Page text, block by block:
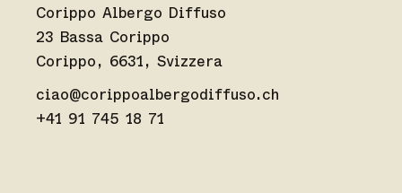
Corippo Albergo Diffuso
23 Bassa Corippo
Corippo, 6631, Svizzera
ciao@corippoalbergodiffuso.ch
+41 91 745 18 71